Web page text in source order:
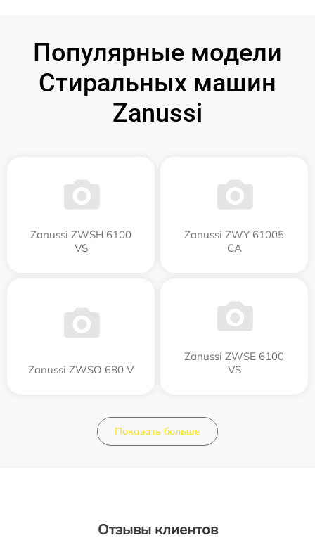
Популярные модели
Стиральных машин
Zanussi
Zanussi ZWSH 6100
VS
Zanussi ZWY 61005
CA
Zanussi ZWSO 680 V
Zanussi ZWSE 6100
VS
Показать больше
Отзывы клиентов